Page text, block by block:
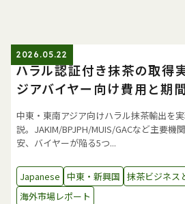
2026.05.22
ハラル認証付き抹茶の取得
ジアバイヤー向け費用と期
中東・東南アジア向けハラル抹茶輸出を
説。JAKIM/BPJPH/MUIS/GACなど主要機
安、バイヤーが陥る5つ...
Japanese 中東・新興国 抹茶ビジネス
海外市場レポート